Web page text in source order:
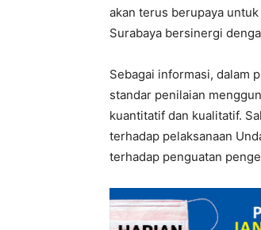
akan terus berupaya
Surabaya bersinergi
Sebagai informasi, dalam
standar penilaian
kuantitatif dan kualitatif.
terhadap pelaksanaan
terhadap penguatan